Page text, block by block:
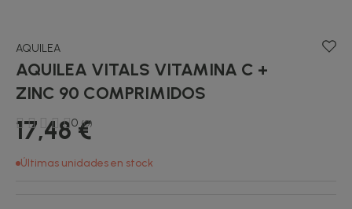
AQUILEA
AQUILEA VITALS VITAMINA C +
ZINC 90 COMPRIMIDOS
17,48 €
0 (0)
Últimas unidades en stock